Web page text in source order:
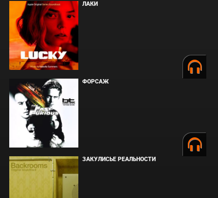
ЛАКИ
ФОРСАЖ
ЗАКУЛИСЬЕ РЕАЛЬНОСТИ